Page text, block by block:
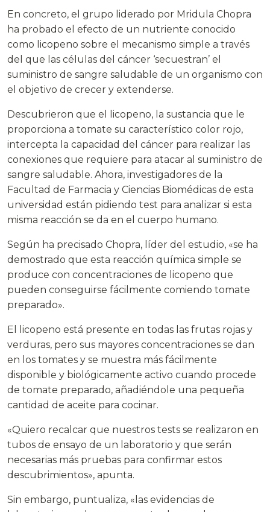
En concreto, el grupo liderado por Mridula Chopra
ha probado el efecto de un nutriente conocido
como licopeno sobre el mecanismo simple a través
del que las células del cáncer ‘secuestran’ el
suministro de sangre saludable de un organismo con
el objetivo de crecer y extenderse.
Descubrieron que el licopeno, la sustancia que le
proporciona a tomate su característico color rojo,
intercepta la capacidad del cáncer para realizar las
conexiones que requiere para atacar al suministro de
sangre saludable. Ahora, investigadores de la
Facultad de Farmacia y Ciencias Biomédicas de esta
universidad están pidiendo test para analizar si esta
misma reacción se da en el cuerpo humano.
Según ha precisado Chopra, líder del estudio, «se ha
demostrado que esta reacción química simple se
produce con concentraciones de licopeno que
pueden conseguirse fácilmente comiendo tomate
preparado».
El licopeno está presente en todas las frutas rojas y
verduras, pero sus mayores concentraciones se dan
en los tomates y se muestra más fácilmente
disponible y biológicamente activo cuando procede
de tomate preparado, añadiéndole una pequeña
cantidad de aceite para cocinar.
«Quiero recalcar que nuestros tests se realizaron en
tubos de ensayo de un laboratorio y que serán
necesarias más pruebas para confirmar estos
descubrimientos», apunta.
Sin embargo, puntualiza, «las evidencias de